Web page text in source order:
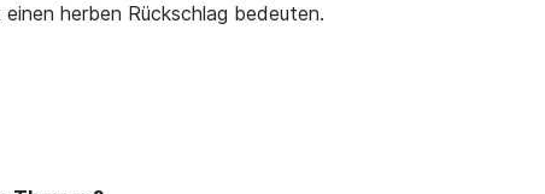
herben Rückschlag bedeuten.